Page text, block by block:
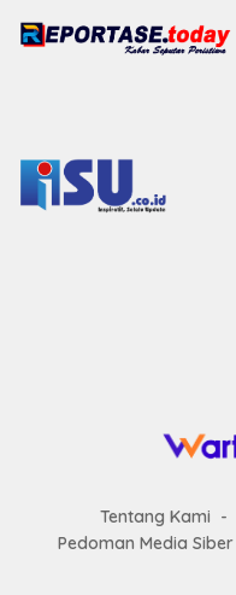
Tentang Kami
Pedoman Media Siber